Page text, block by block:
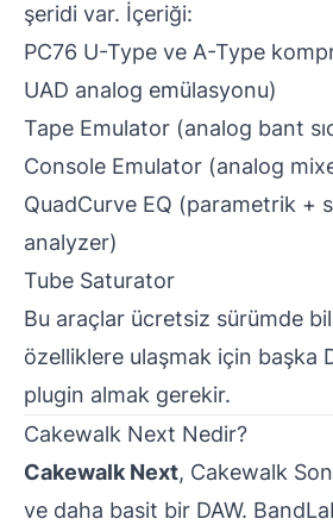
şeridi var. İçeriği:
PC76 U-Type ve A-Type
UAD analog emülasyonu)
Tape Emulator (analog bant
Console Emulator (analog
QuadCurve EQ (parametrik +
analyzer)
Tube Saturator
Bu araçlar ücretsiz sürümde
özelliklere ulaşmak için başka
plugin almak gerekir.
Cakewalk Next Nedir?
Cakewalk Next, Cakewalk
ve daha basit bir DAW.